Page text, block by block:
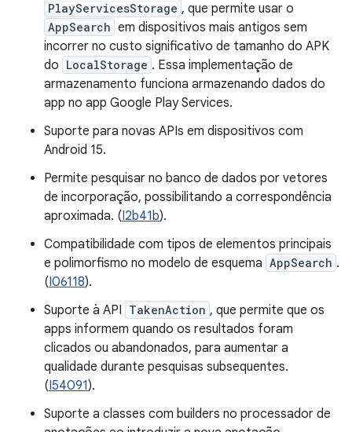
PlayServicesStorage , que permite usar o
AppSearch em dispositivos mais antigos sem
incorrer no custo significativo de tamanho do APK
do LocalStorage . Essa implementação de
armazenamento funciona armazenando dados do
app no app Google Play Services.
Suporte para novas APIs em dispositivos com
Android 15.
Permite pesquisar no banco de dados por vetores
de incorporação, possibilitando a correspondência
aproximada. (I2b41b).
Compatibilidade com tipos de elementos principais
e polimorfismo no modelo de esquema AppSearch .
(I06118).
Suporte à API TakenAction , que permite que os
apps informem quando os resultados foram
clicados ou abandonados, para aumentar a
qualidade durante pesquisas subsequentes.
(I54091).
Suporte a classes com builders no processador de